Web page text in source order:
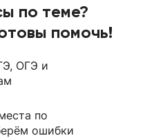
по теме?
помочь!
ОГЭ и
по
ошибки